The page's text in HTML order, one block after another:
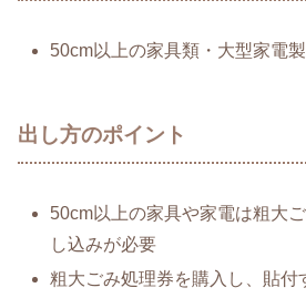
50cm以上の家具類・大型家電
出し方のポイント
50cm以上の家具や家電は粗大
し込みが必要
粗大ごみ処理券を購入し、貼付